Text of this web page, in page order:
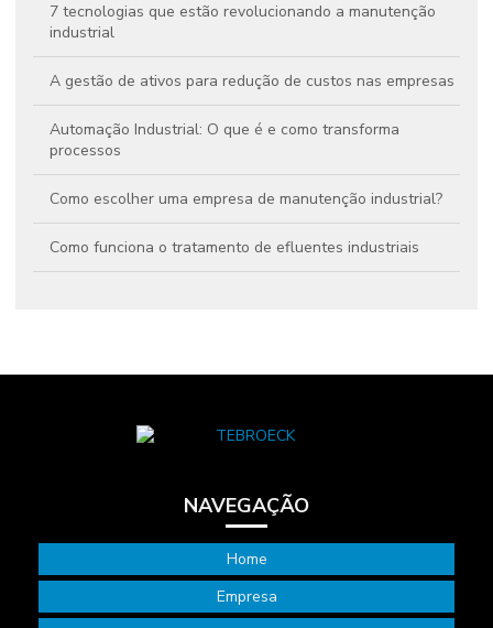
7 tecnologias que estão revolucionando a manutenção
industrial
A gestão de ativos para redução de custos nas empresas
Automação Industrial: O que é e como transforma
processos
Como escolher uma empresa de manutenção industrial?
Como funciona o tratamento de efluentes industriais
Engenharia de manutenção nas empresas: qual o seu
Facilities e sustentabilidade: aumente sua eficiência
Gestão da manutenção industrial: 5 vantagens para seu
NAVEGAÇÃO
Home
Empresa